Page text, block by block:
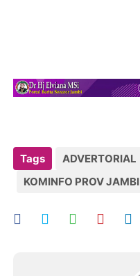
Tags ADVERTORIAL
KOMINFO PROV JAMBI